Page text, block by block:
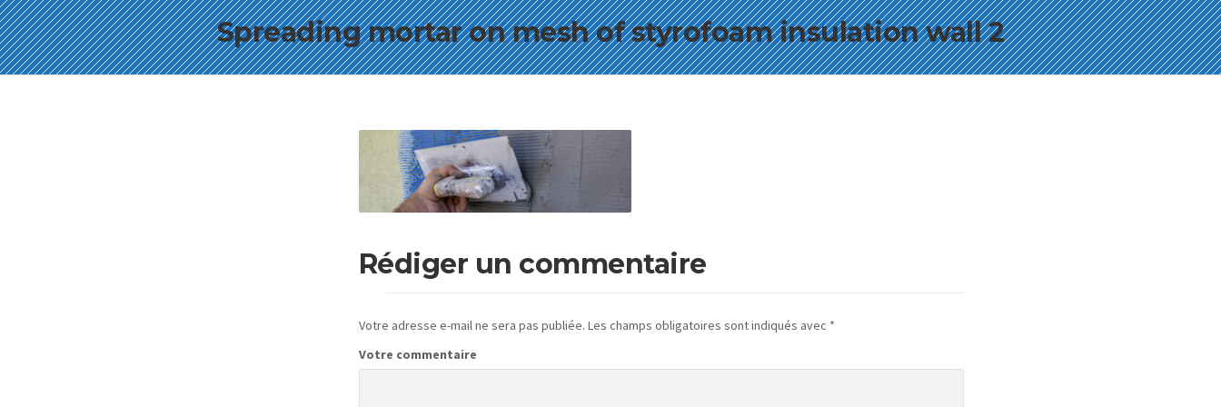
Spreading mortar on mesh of styrofoam insulation wall 2
Rédiger un commentaire
Votre adresse e-mail ne sera pas publiée. Les champs obligatoires sont indiqués avec *
Votre commentaire